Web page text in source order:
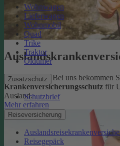
Wohnwagen
Lieferwagen
Wohnmobil
Quad
Trike
Traktor
Oldtimer
Zusatzschutz
Schutzbrief
Reiseversicherung
Reisegepäck
Sorglos reisen: Bei uns bekommen
Krankenversicherungsschutz für
Ausland.
Mehr erfahren